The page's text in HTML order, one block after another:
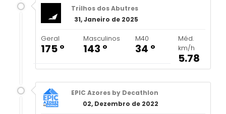
Trilhos dos Abutres
31, Janeiro de 2025
Geral
175 º
Masculinos
143 º
M40
34 º
Méd.
km/h
5.78
EPIC Azores by Decathlon
02, Dezembro de 2022